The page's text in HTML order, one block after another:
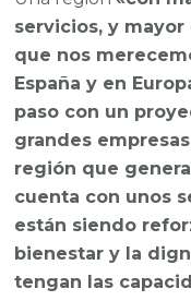
servicios, y
que nos
España y en
paso con un
grandes
región que
cuenta con unos
están siendo
bienestar y la
tengan las